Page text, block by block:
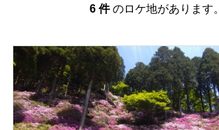
6 件のロケ地があります。